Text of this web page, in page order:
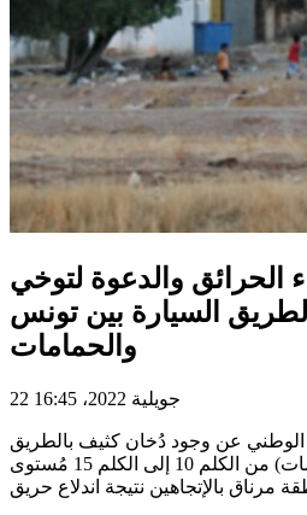
الحرائق والدعوة لتوخي
السيارة بين تونس
والحمامات
22 جويلية 2022، 16:45
الوطني عن وجود دُخان كثيف بالطريق
السيّارة أ01 (تونس / الحمّامات) من الكلم 10 إلى الكلم 15 مُستوى